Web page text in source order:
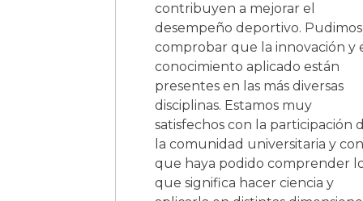
contribuyen a mejorar el
desempeño deportivo. Pudimos
comprobar que la innovación y
conocimiento aplicado están
presentes en las más diversas
disciplinas. Estamos muy
satisfechos con la participación
la comunidad universitaria y con
que haya podido comprender
que significa hacer ciencia y